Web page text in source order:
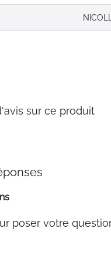
NICOLL
sur ce produit
poser votre